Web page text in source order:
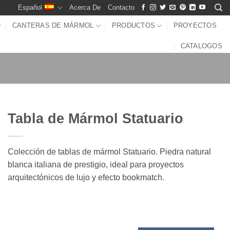
Español Acerca De Contacto
CANTERAS DE MÁRMOL PRODUCTOS PROYECTOS
CATALOGOS
Tabla de Mármol Statuario
Colección de tablas de mármol Statuario. Piedra natural
blanca italiana de prestigio, ideal para proyectos
arquitectónicos de lujo y efecto bookmatch.